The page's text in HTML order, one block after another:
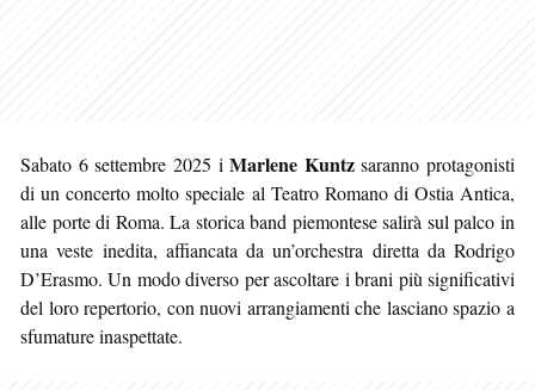
Sabato 6 settembre 2025 iMarlene Kuntzsaranno protagonisti
di un concerto molto speciale al Teatro Romano di Ostia Antica,
alle porte di Roma. La storica band piemontese salirà sul palco in
una veste inedita, affiancata da un’orchestra diretta da Rodrigo
D’Erasmo. Un modo diverso per ascoltare i brani più significativi
del loro repertorio, con nuovi arrangiamenti che lasciano spazio a
sfumature inaspettate.